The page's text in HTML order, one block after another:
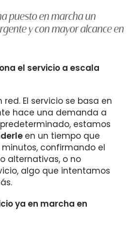
puesto en marcha un
y con mayor alcanceen
el servicio a escala
El servicio se basa en
hace una demanda a
estamos
en un tiempo que
confirmando el
alternativas, o no
algo que intentamos
ya en marcha en